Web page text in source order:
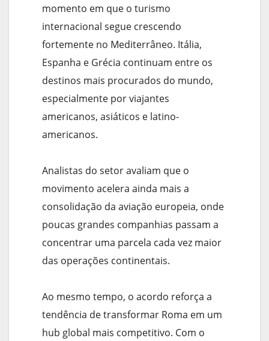
momento em que o turismo
internacional segue crescendo
fortemente no Mediterrâneo. Itália,
Espanha e Grécia continuam entre os
destinos mais procurados do mundo,
especialmente por viajantes
americanos, asiáticos e latino-
americanos.
Analistas do setor avaliam que o
movimento acelera ainda mais a
consolidação da aviação europeia, onde
poucas grandes companhias passam a
concentrar uma parcela cada vez maior
das operações continentais.
Ao mesmo tempo, o acordo reforça a
tendência de transformar Roma em um
hub global mais competitivo. Com o